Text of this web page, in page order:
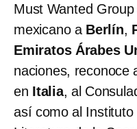
Must Wanted
mexicano a Berlín,
Emiratos Árabes
naciones, reconoce
en Italia, al
así como al Instituto